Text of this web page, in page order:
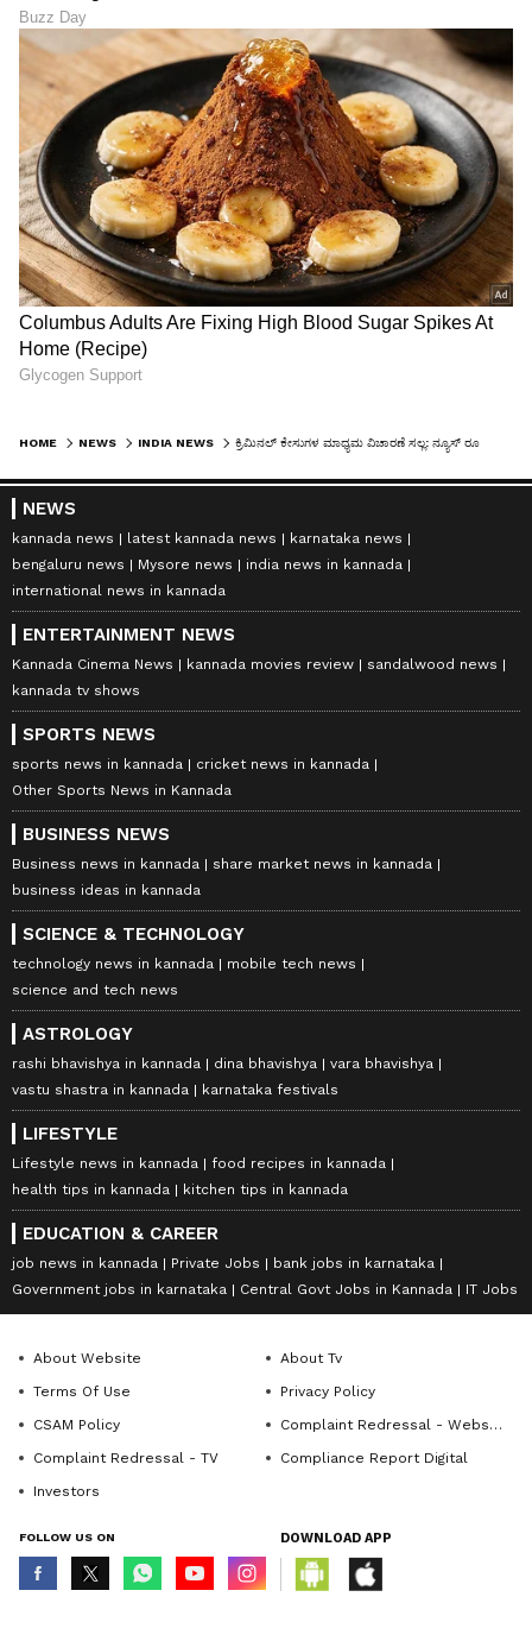
HOME NEWS INDIA NEWS
NEWS
kannada news latest kannada news
karnataka news
bengaluru news
Mysore news
india news in kannada
international news in kannada
ENTERTAINMENT NEWS
Kannada Cinema News kannada movies review
sandalwood news
kannada tv shows
SPORTS NEWS
sports news in kannada
cricket news in kannada
Other Sports News in Kannada
BUSINESS NEWS
Business news in kannada
share market news in kannada
business ideas in kannada
SCIENCE & TECHNOLOGY
technology news in kannada
mobile tech news
science and tech news
ASTROLOGY
rashi bhavishya in kannada dina bhavishya
vara bhavishya
vastu shastra in kannada
karnataka festivals
LIFESTYLE
Lifestyle news in kannada
food recipes in kannada
health tips in kannada
kitchen tips in kannada
EDUCATION & CAREER
job news in kannada Private Jobs
bank jobs in karnataka
Government jobs in karnataka
Central Govt Jobs in Kannada IT Jobs
About Website
About Tv
Terms Of Use
Privacy Policy
CSAM Policy
Complaint Redressal - Website
Complaint Redressal - TV
Compliance Report Digital
Investors
FOLLOW US ON DOWNLOAD APP